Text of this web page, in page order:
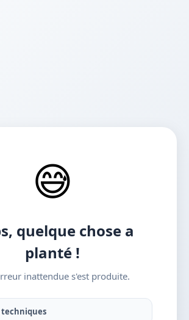
😅
quelque chose a
planté !
inattendue s'est produite.